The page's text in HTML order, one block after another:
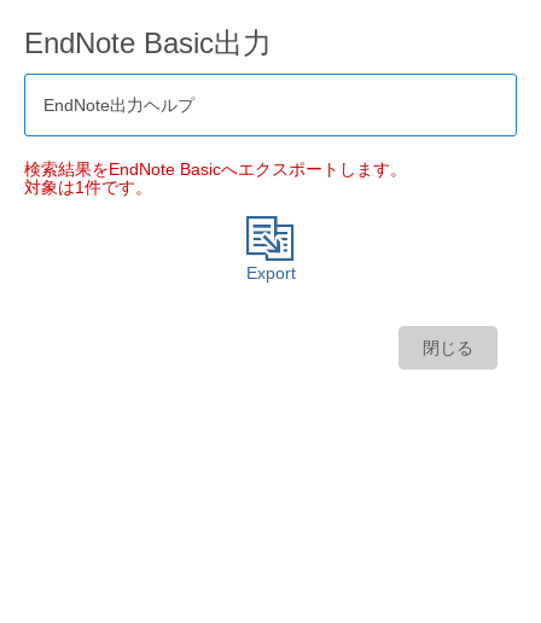
EndNote Basic出力
EndNote出力ヘルプ
検索結果をEndNote Basicへエクスポートします。
対象は1件です。
Export